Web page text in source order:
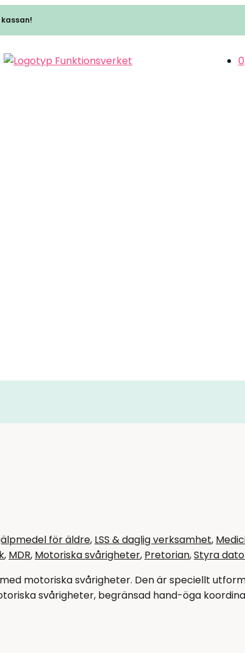
0
för äldre, LSS & daglig verksamhet,
, MDR, Motoriska svårigheter, Pretorian,Styra
motoriska svårigheter. Den är speciellt
svårigheter, begränsad hand-öga